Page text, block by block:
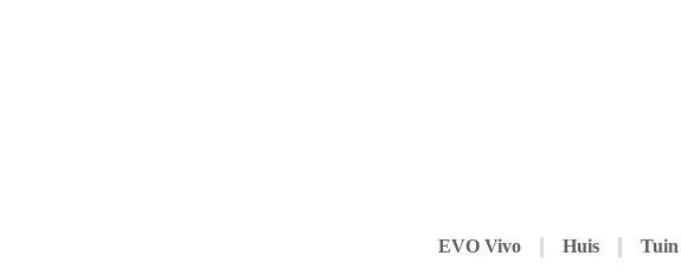
EVO Vivo Huis Tuin